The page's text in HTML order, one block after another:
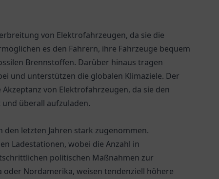
von Elektrofahrzeugen, da sie die
es den Fahrern, ihre Fahrzeuge bequem
Brennstoffen. Darüber hinaus tragen
und unterstützen die globalen Klimaziele. Der
von Elektrofahrzeugen, da sie den
überall aufzuladen.
letzten Jahren stark zugenommen.
Ladestationen, wobei die Anzahl in
politischen Maßnahmen zur
Nordamerika, weisen tendenziell höhere